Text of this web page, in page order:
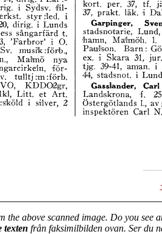
the above scanned image. Do you see
texten från faksimilbilden ovan. Ser du